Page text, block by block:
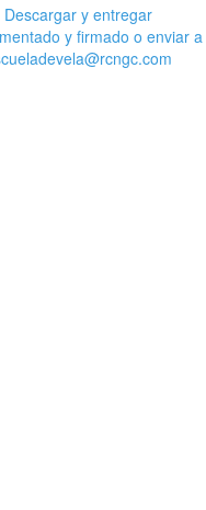
Descargar y entregar
y firmado o enviar a